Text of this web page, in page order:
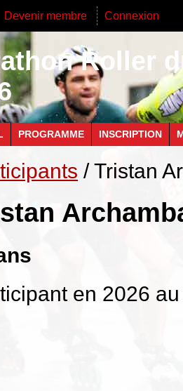
Devenir membre Connexion
Roller
PROGRAMME INSCRIPTION
/ Tristan
en 2026